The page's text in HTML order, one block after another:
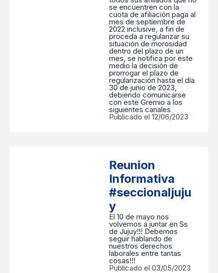
se encuentren con la
cuota de afiliación paga al
mes de septiembre de
2022 inclusive, a fin de
proceda a regularizar su
situación de morosidad
dentro del plazo de un
mes, se notifica por este
medio la decisión de
prorrogar el plazo de
regularización hasta el día
30 de junio de 2023,
debiendo comunicarse
con este Gremio a los
siguientes canales
Publicado el 12/06/2023
Reunion
Informativa
#seccionaljuju
y
El 10 de mayo nos
volvemos a juntar en Ss
de Jujuy!!! Debemos
seguir hablando de
nuestros derechos
laborales entre tantas
cosas!!!
Publicado el 03/05/2023